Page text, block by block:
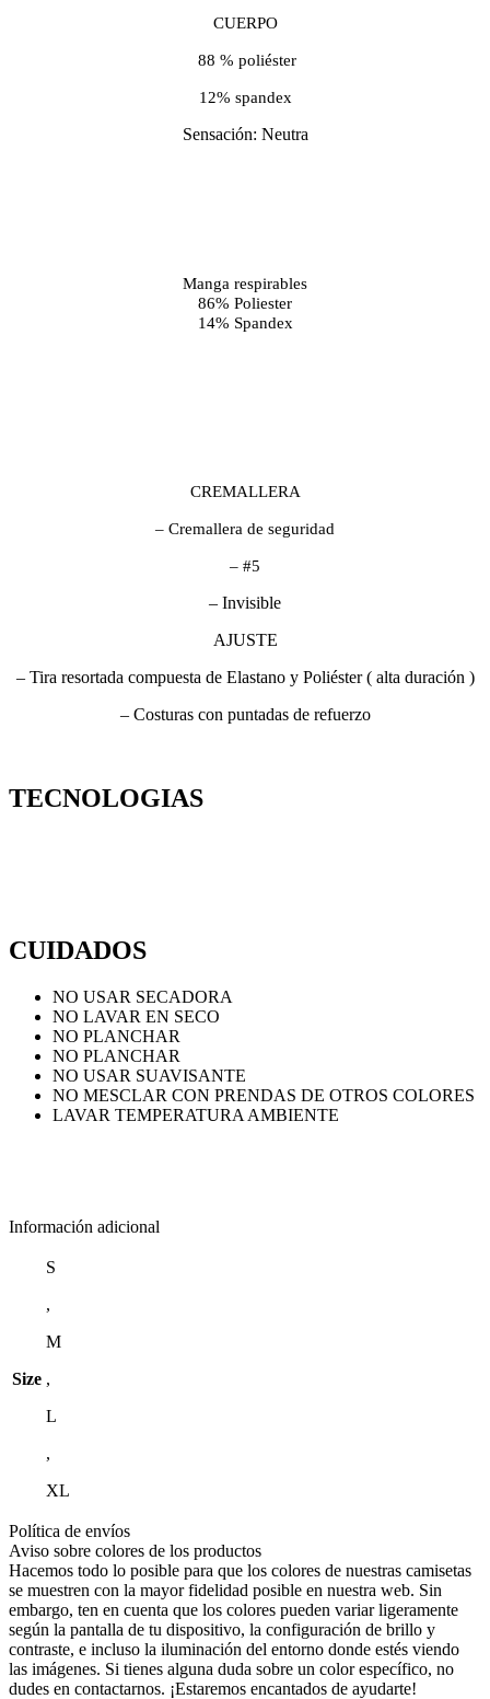
CUERPO
88 % poliéster
12% spandex
Sensación: Neutra
Manga respirables
86% Poliester
14% Spandex
CREMALLERA
– Cremallera de seguridad
– #5
– Invisible
AJUSTE
– Tira resortada compuesta de Elastano y Poliéster ( alta duración )
– Costuras con puntadas de refuerzo
TECNOLOGIAS
CUIDADOS
NO USAR SECADORA
NO LAVAR EN SECO
NO PLANCHAR
NO PLANCHAR
NO USAR SUAVISANTE
NO MESCLAR CON PRENDAS DE OTROS COLORES
LAVAR TEMPERATURA AMBIENTE
Información adicional
Size
S
,
M
,
L
,
XL
Política de envíos
Aviso sobre colores de los productos
Hacemos todo lo posible para que los colores de nuestras camisetas
se muestren con la mayor fidelidad posible en nuestra web. Sin
embargo, ten en cuenta que los colores pueden variar ligeramente
según la pantalla de tu dispositivo, la configuración de brillo y
contraste, e incluso la iluminación del entorno donde estés viendo
las imágenes. Si tienes alguna duda sobre un color específico, no
dudes en contactarnos. ¡Estaremos encantados de ayudarte!